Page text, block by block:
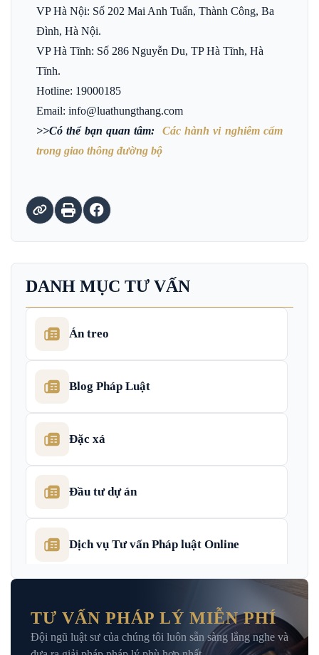
DANH MỤC TƯ VẤN
Án treo
Blog Pháp Luật
Đặc xá
Đầu tư dự án
Dịch vụ Tư vấn Pháp luật Online
Giải Đáp – Tư Vấn Pháp Luật Hình Sự
TƯ VẤN PHÁP LÝ MIỄN PHÍ
Đội ngũ luật sư của chúng tôi luôn sẵn sàng lắng nghe và
VP Hà Nội: Số 202 Mai Anh Tuấn, Thành Công, Ba
Đình, Hà Nội.
VP Hà Tĩnh: Số 286 Nguyễn Du, TP Hà Tĩnh, Hà
Tĩnh.
Hotline: 19000185
Email: info@luathungthang.com
>>Có thể bạn quan tâm: Các hành vi nghiêm cấm
trong giao thông đường bộ